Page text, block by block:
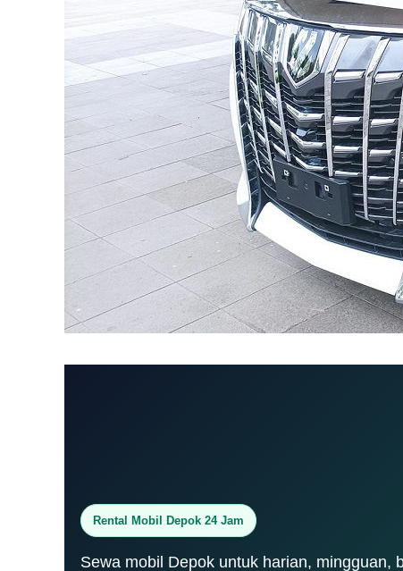
Rental Mobil Depok 24 Jam
Sewa mobil Depok untuk harian, mingguan,